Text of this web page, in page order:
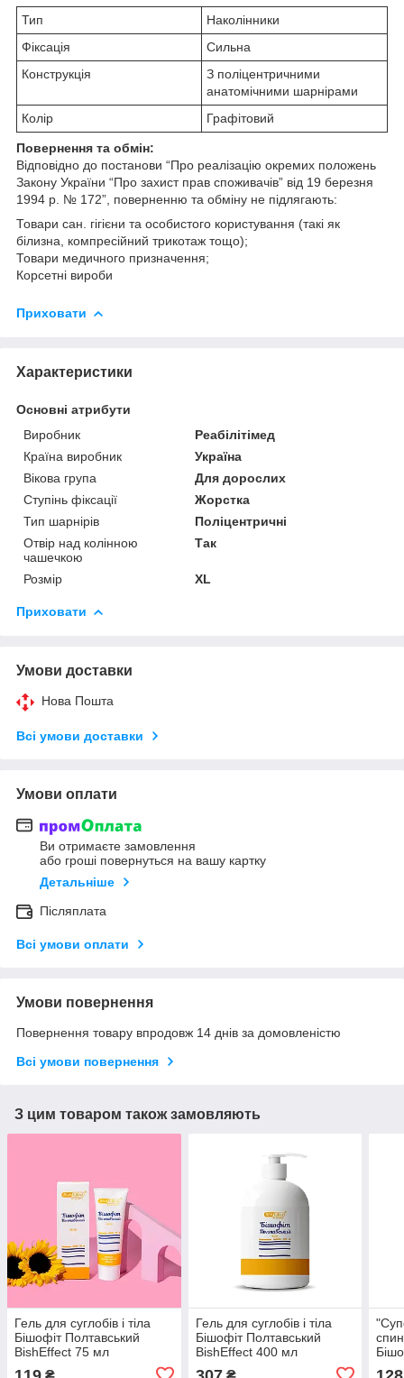
Тип
Наколінники
Фіксація
Сильна
Конструкція
З поліцентричними
анатомічними шарнірами
Колір
Графітовий
Повернення та обмін:
Відповідно до постанови “Про реалізацію окремих положень
Закону України “Про захист прав споживачів” від 19 березня
1994 р. № 172”, поверненню та обміну не підлягають:
Товари сан. гігієни та особистого користування (такі як
білизна, компресійний трикотаж тощо);
Товари медичного призначення;
Корсетні вироби
Приховати
Характеристики
Основні атрибути
Виробник
Реабілітімед
Країна виробник
Україна
Вікова група
Для дорослих
Ступінь фіксації
Жорстка
Тип шарнірів
Поліцентричні
Отвір над колінною
чашечкою
Так
Розмір XL
Приховати
Умови доставки
Нова Пошта
Всі умови доставки
Умови оплати
Ви отримаєте замовлення
або гроші повернуться на вашу картку
Детальніше
Післяплата
Всі умови оплати
Умови повернення
Повернення товару впродовж 14 днів за домовленістю
Всі умови повернення
З цим товаром також замовляють
Гель для суглобів і тіла
Бішофіт Полтавський
BishEffect 75 мл
Гель для суглобів і тіла
Бішофіт Полтавський
BishEffect 400 мл